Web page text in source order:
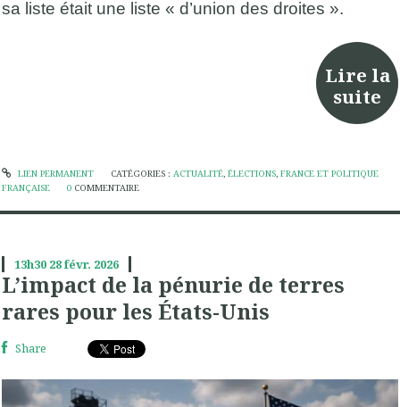
sa liste était une liste « d’union des droites ».
Lire la
suite
LIEN PERMANENT CATÉGORIES : ACTUALITÉ, ÉLECTIONS, FRANCE ET POLITIQUE
FRANÇAISE
0 COMMENTAIRE
13h30 28févr. 2026
L’impact de la pénurie de terres
rares pour les États-Unis
Share